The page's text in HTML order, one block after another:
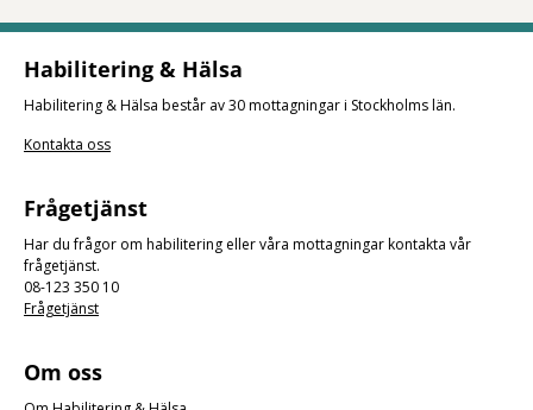
Habilitering & Hälsa
Habilitering & Hälsa består av 30 mottagningar i Stockholms län.
Kontakta oss
Frågetjänst
Har du frågor om habilitering eller våra mottagningar kontakta vår
frågetjänst.
08-123 350 10
Frågetjänst
Om oss